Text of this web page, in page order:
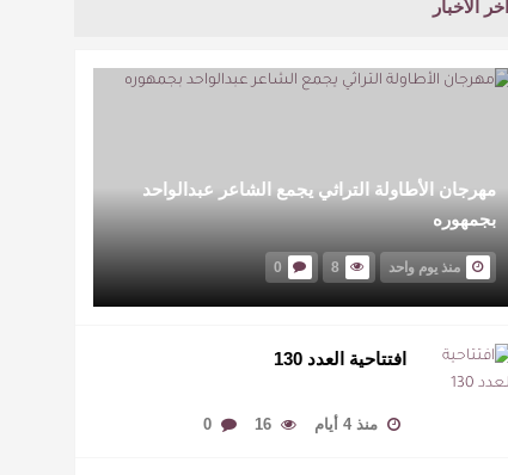
أخر الأخبار
مهرجان الأطاولة التراثي يجمع الشاعر عبدالواحد
بجمهوره
منذ يوم واحد 8
0
افتتاحية العدد 130
منذ 4 أيام 16
0